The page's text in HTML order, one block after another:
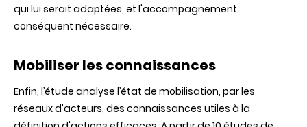
qui lui serait adaptées, et l'accompagnement
conséquent nécessaire.
Mobiliser les connaissances
Enfin, l’étude analyse l’état de mobilisation, par les
réseaux d'acteurs, des connaissances utiles à la